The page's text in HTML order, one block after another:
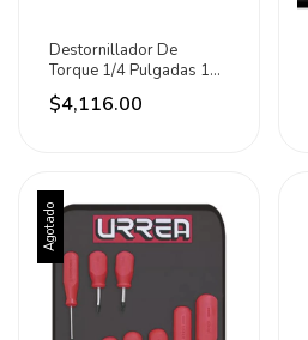
Destornillador De
Torque 1/4 Pulgadas 10-
50in-lb Urrea
$4,116.00
Agotado